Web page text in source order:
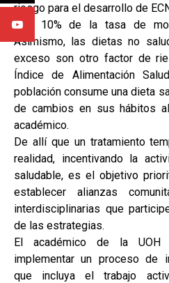
riesgo para el desarrollo de
6 a 10% de la tasa de
Asimismo, las dietas no
exceso son otro factor de
Índice de Alimentación
población consume una dieta
de cambios en sus hábitos
académico.
De allí que un tratamiento
realidad, incentivando la
saludable, es el objetivo
establecer alianzas
interdisciplinarias que
de las estrategias.
El académico de la
implementar un proceso de
que incluya el trabajo